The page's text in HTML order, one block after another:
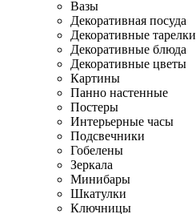
Вазы
Декоративная посуда
Декоративные тарелки
Декоративные блюда
Декоративные цветы
Картины
Панно настенные
Постеры
Интерьерные часы
Подсвечники
Гобелены
Зеркала
Минибары
Шкатулки
Ключницы